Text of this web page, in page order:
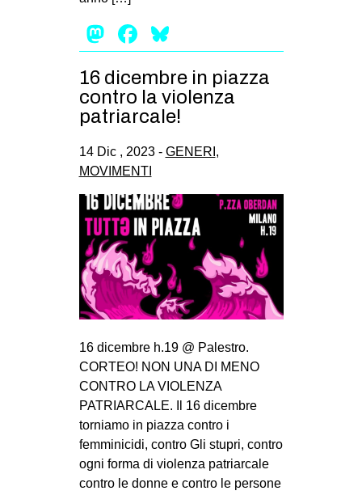
Mastodon
Facebook
16 dicembre in piazza
contro la violenza
patriarcale!
14 Dic , 2023 - GENERI ,
MOVIMENTI
16 dicembre h.19 @ Palestro.
CORTEO! NON UNA DI MENO
CONTRO LA VIOLENZA
PATRIARCALE. Il 16 dicembre
torniamo in piazza contro i
femminicidi, contro Gli stupri, contro
ogni forma di violenza patriarcale
contro le donne e contro le persone